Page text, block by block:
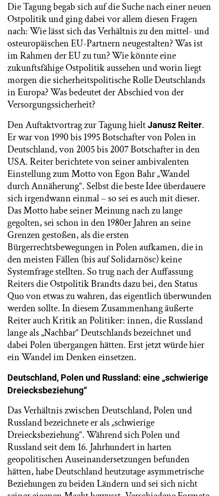
Die Tagung begab sich auf die Suche nach einer neuen
Ostpolitik und ging dabei vor allem diesen Fragen
nach: Wie lässt sich das Verhältnis zu den mittel- und
osteuropäischen EU-Partnern neugestalten? Was ist
im Rahmen der EU zu tun? Wie könnte eine
zukunftsfähige Ostpolitik aussehen und worin liegt
morgen die sicherheitspolitische Rolle Deutschlands
in Europa? Was bedeutet der Abschied von der
Versorgungssicherheit?
Den Auftaktvortrag zur Tagung hieltJanusz Reiter.
Er war von 1990 bis 1995 Botschafter von Polen in
Deutschland, von 2005 bis 2007 Botschafter in den
USA. Reiter berichtete von seiner ambivalenten
Einstellung zum Motto von Egon Bahr „Wandel
durch Annäherung“. Selbst die beste Idee überdauere
sich irgendwann einmal – so sei es auch mit dieser.
Das Motto habe seiner Meinung nach zu lange
gegolten, sei schon in den 1980er Jahren an seine
Grenzen gestoßen, als die ersten
Bürgerrechtsbewegungen in Polen aufkamen, die in
den meisten Fällen (bis auf Solidarnösc) keine
Systemfrage stellten. So trug nach der Auffassung
Reiters die Ostpolitik Brandts dazu bei, den Status
Quo von etwas zu wahren, das eigentlich überwunden
werden sollte. In diesem Zusammenhang äußerte
Reiter auch Kritik an Politiker: innen, die Russland
lange als „Nachbar“ Deutschlands bezeichnet und
dabei Polen übergangen hätten. Erst jetzt würde hier
ein Wandel im Denken einsetzen.
Deutschland, Polen und Russland: eine „schwierige
Dreiecksbeziehung“
Das Verhältnis zwischen Deutschland, Polen und
Russland bezeichnete er als „schwierige
Dreiecksbeziehung“. Während sich Polen und
Russland seit dem 16. Jahrhundert in harten
geopolitischen Auseinandersetzungen befunden
hätten, habe Deutschland heutzutage asymmetrische
Beziehungen zu beiden Ländern und sei sich nicht